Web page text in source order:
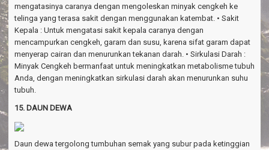
mengatasinya caranya dengan mengoleskan minyak cengkeh ke
telinga yang terasa sakit dengan menggunakan katembat. • Sakit
Kepala : Untuk mengatasi sakit kepala caranya dengan
mencampurkan cengkeh, garam dan susu, karena sifat garam dapat
menyerap cairan dan menurunkan tekanan darah. • Sirkulasi Darah :
Minyak Cengkeh bermanfaat untuk meningkatkan metabolisme tubuh
Anda, dengan meningkatkan sirkulasi darah akan menurunkan suhu
tubuh.
15. DAUN DEWA
Daun dewa tergolong tumbuhan semak yang subur pada ketinggian